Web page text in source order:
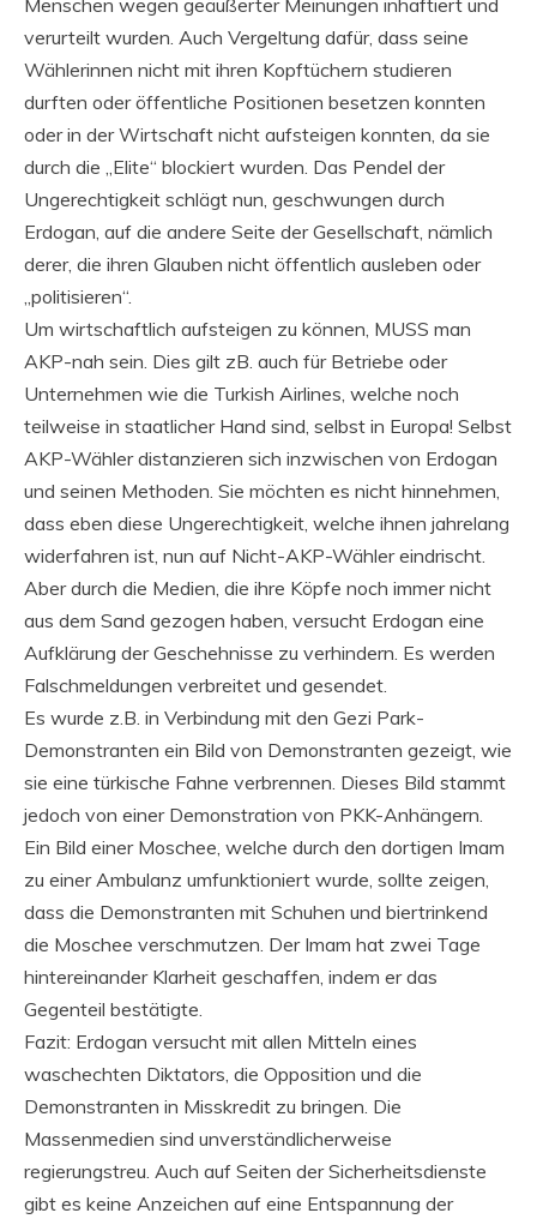
Menschen wegen geäußerter Meinungen inhaftiert und
verurteilt wurden. Auch Vergeltung dafür, dass seine
Wählerinnen nicht mit ihren Kopftüchern studieren
durften oder öffentliche Positionen besetzen konnten
oder in der Wirtschaft nicht aufsteigen konnten, da sie
durch die „Elite“ blockiert wurden. Das Pendel der
Ungerechtigkeit schlägt nun, geschwungen durch
Erdogan, auf die andere Seite der Gesellschaft, nämlich
derer, die ihren Glauben nicht öffentlich ausleben oder
„politisieren“.
Um wirtschaftlich aufsteigen zu können, MUSS man
AKP-nah sein. Dies gilt zB. auch für Betriebe oder
Unternehmen wie die Turkish Airlines, welche noch
teilweise in staatlicher Hand sind, selbst in Europa! Selbst
AKP-Wähler distanzieren sich inzwischen von Erdogan
und seinen Methoden. Sie möchten es nicht hinnehmen,
dass eben diese Ungerechtigkeit, welche ihnen jahrelang
widerfahren ist, nun auf Nicht-AKP-Wähler eindrischt.
Aber durch die Medien, die ihre Köpfe noch immer nicht
aus dem Sand gezogen haben, versucht Erdogan eine
Aufklärung der Geschehnisse zu verhindern. Es werden
Falschmeldungen verbreitet und gesendet.
Es wurde z.B. in Verbindung mit den Gezi Park-
Demonstranten ein Bild von Demonstranten gezeigt, wie
sie eine türkische Fahne verbrennen. Dieses Bild stammt
jedoch von einer Demonstration von PKK-Anhängern.
Ein Bild einer Moschee, welche durch den dortigen Imam
zu einer Ambulanz umfunktioniert wurde, sollte zeigen,
dass die Demonstranten mit Schuhen und biertrinkend
die Moschee verschmutzen. Der Imam hat zwei Tage
hintereinander Klarheit geschaffen, indem er das
Gegenteil bestätigte.
Fazit: Erdogan versucht mit allen Mitteln eines
waschechten Diktators, die Opposition und die
Demonstranten in Misskredit zu bringen. Die
Massenmedien sind unverständlicherweise
regierungstreu. Auch auf Seiten der Sicherheitsdienste
gibt es keine Anzeichen auf eine Entspannung der